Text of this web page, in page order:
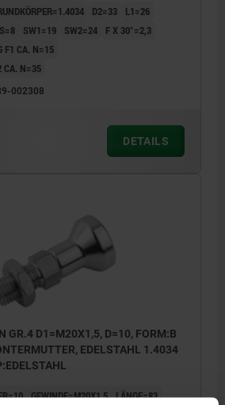
D2=33
L1=26
SW1=19 SW2=24
F X 30°=2,3
F1 CA. N=15
CA. N=35
002308
DETAILS
GR.4 D1=M20X1,5, D=10, FORM:B
EDELSTAHL 1.4034
GEWINDE=M20X1,5 LÄNGE=83